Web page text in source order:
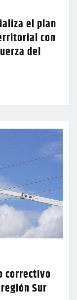
el plan
con
del
correctivo
Sur